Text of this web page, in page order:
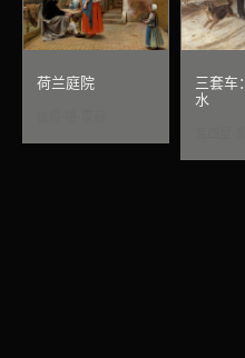
荷兰庭院
三套车
水